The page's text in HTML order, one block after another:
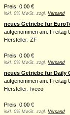
Preis: 0.00 €
inkl. 0% MwSt. zzgl. Versand
neues Getriebe für
aufgenommen am: Freitag
Hersteller: ZF
Preis: 0.00 €
inkl. 0% MwSt. zzgl. Versand
neues Getriebe für Daily
aufgenommen am: Freitag
Hersteller: Iveco
Preis: 0.00 €
inkl. 0% MwSt. zzgl. Versand